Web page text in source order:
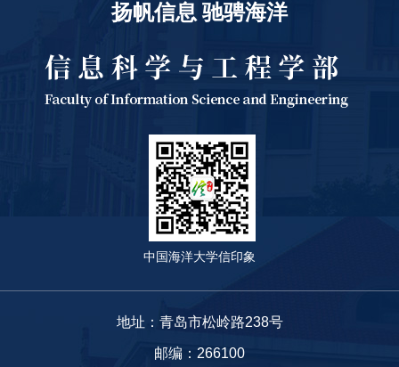
扬帆信息 驰骋海洋
中国海洋大学信印象
地址：青岛市松岭路238号
邮编：266100